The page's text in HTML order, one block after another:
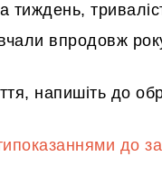
тиждень,
впродовж
напишіть до
до